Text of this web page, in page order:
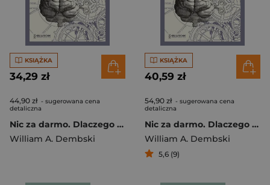
KSIĄŻKA
34,29 zł
44,90 zł - sugerowana cena
detaliczna
Nic za darmo. Dlaczego przyczyną wyspecyfikowanej złożoności musi być inteligencja
William A. Dembski
KSIĄŻKA
40,59 zł
54,90 zł - sugerowana cena
detaliczna
Nic za darmo. Dlaczego przyczyną wyspecyfikowanej złożoności musi być inteligencja
William A. Dembski
5,6 (9)